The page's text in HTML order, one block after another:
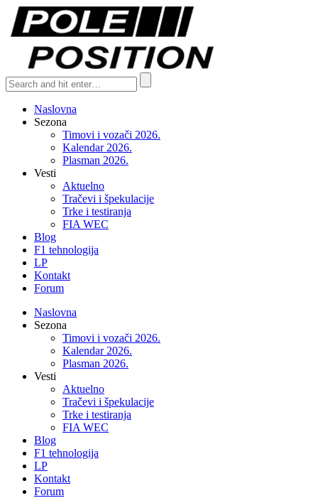
Naslovna
Sezona
Timovi i vozači 2026.
Kalendar 2026.
Plasman 2026.
Vesti
Aktuelno
Tračevi i špekulacije
Trke i testiranja
FIA WEC
Blog
F1 tehnologija
LP
Kontakt
Forum
Naslovna
Sezona
Timovi i vozači 2026.
Kalendar 2026.
Plasman 2026.
Vesti
Aktuelno
Tračevi i špekulacije
Trke i testiranja
FIA WEC
Blog
F1 tehnologija
LP
Kontakt
Forum